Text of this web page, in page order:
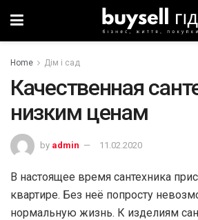
Home Дім і сад
Качественная
низким ценам
by admin 11.02.2020
В настоящее время сантехника
квартире. Без неё попросту
нормальную жизнь. К изделиям